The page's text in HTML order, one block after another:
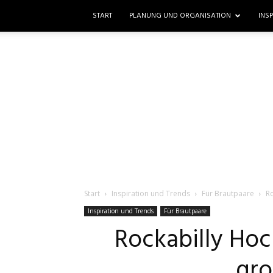
START PLANUNG UND ORGANISATION
Start Inspiration und Trends Für Brautpaare
Inspiration und Trends Für Brautpaare
Rockabilly